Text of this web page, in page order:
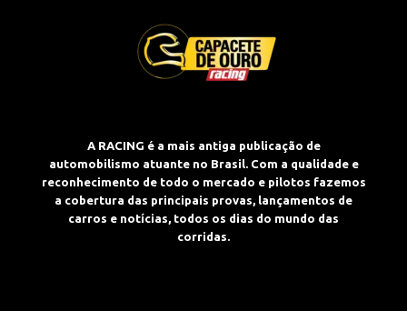
A RACING é a mais antiga publicação de
automobilismo atuante no Brasil. Com a qualidade e
reconhecimento de todo o mercado e pilotos fazemos
a cobertura das principais provas, lançamentos de
carros e notícias, todos os dias do mundo das
corridas.